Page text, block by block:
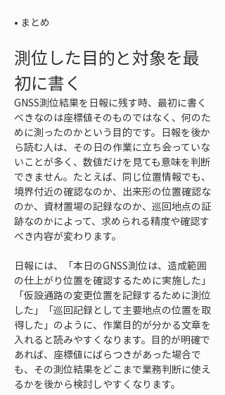
• まとめ
測位した目的と対象を最
初に書く
GNSS測位結果を日報に残す時、最初に書く
べきなのは座標値そのものではなく、何のた
めに測ったのかという目的です。日報を後か
ら読む人は、その日の作業に立ち会っていな
いことが多く、数値だけを見ても意味を判断
できません。たとえば、同じ位置情報でも、
境界付近の確認なのか、出来形の位置確認な
のか、資材置場の記録なのか、巡回地点の証
跡なのかによって、求められる精度や確認す
べき内容が変わります。
日報には、「本日のGNSS測位は、造成範囲
の仕上がり位置を確認するために実施した」
「仮設通路の変更位置を記録するために測位
した」「巡回記録として主要地点の位置を取
得した」のように、作業目的が分かる文章を
入れると読みやすくなります。目的が明確で
あれば、座標値にばらつきがあった場合で
も、その測位結果をどこまで業務判断に使え
るかを後から検討しやすくなります。